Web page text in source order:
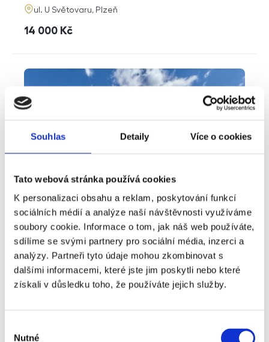
Souhlas Detaily Více o cookies
Tato webová stránka používá cookies
K personalizaci obsahu a reklam, poskytování funkcí
sociálních médií a analýze naší návštěvnosti využíváme
soubory cookie. Informace o tom, jak náš web používáte,
sdílíme se svými partnery pro sociální média, inzerci a
analýzy. Partneři tyto údaje mohou zkombinovat s
dalšími informacemi, které jste jim poskytli nebo které
získali v důsledku toho, že používáte jejich služby.
Nutné
adresa
ul. U Světovaru, Plzeň
cena
14 000 Kč
Prodej rodinné domy, 181 m² - Unhošť
Typ nabídky
Prodej
Typ nemovitosti
Dům
Virtuální prohlídka
360° video